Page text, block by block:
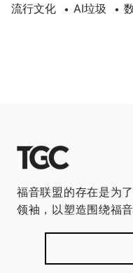
流行文化 • AI垃圾 •
福音联盟的存在是为
领袖，以塑造围绕福